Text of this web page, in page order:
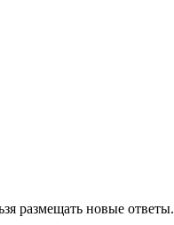
размещать новые ответы.